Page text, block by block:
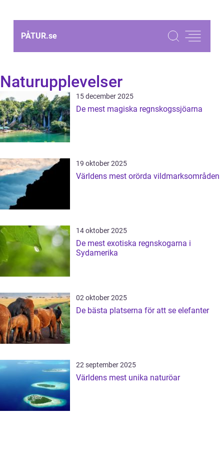
PÅTUR.se
Naturupplevelser
15 december 2025
De mest magiska regnskogssjöarna
19 oktober 2025
Världens mest orörda vildmarksområden
14 oktober 2025
De mest exotiska regnskogarna i
Sydamerika
02 oktober 2025
De bästa platserna för att se elefanter
22 september 2025
Världens mest unika naturöar